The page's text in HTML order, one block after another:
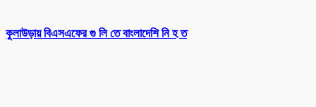
কুলাউড়ায় বিএসএফের গু লি তে বাংলাদেশি নি হ ত